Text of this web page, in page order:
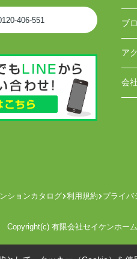
406-551 ブ
ア
会
ションカタログ 利用規約 プライバ
Copyright(c) 有限会社セイケンホー